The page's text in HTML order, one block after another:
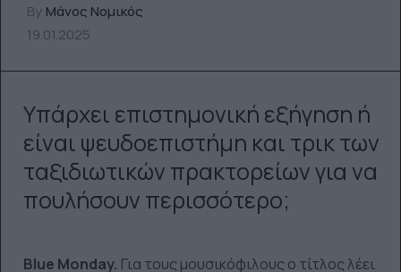
By Μάνος Νομικός
19.01.2025
Υπάρχει επιστημονική εξήγηση ή
είναι ψευδοεπιστήμη και τρικ των
ταξιδιωτικών πρακτορείων για να
πουλήσουν περισσότερο;
Blue Monday. Για τους μουσικόφιλους ο τίτλος λέει